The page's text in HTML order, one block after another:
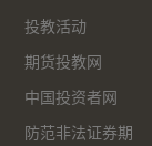
投教活动
期货投教网
中国投资者网
防范非法证券期